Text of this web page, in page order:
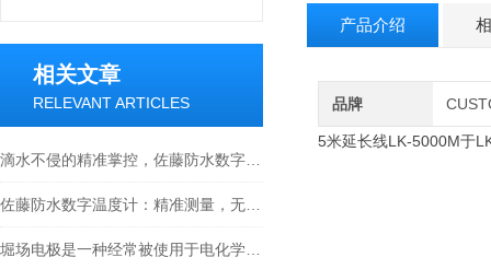
相关文章
RELEVANT ARTICLES
产品介绍
品牌
5米延长线LK-5000M于